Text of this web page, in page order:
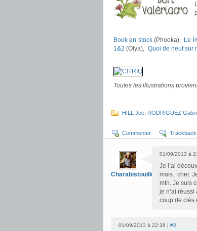
Book en stock(Phooka), Le
1&2 (Olya), Quoi de neuf sur
Toutes les illustrations
HILL Joe RODRIGUEZ
Commenter Trackback
Charabistouilles
01/09/2013 à
Je l’ai
mais.. cher.
mtn. Je suis
je n’ai
coup de clés
01/09/2013 à 22:36 | #2